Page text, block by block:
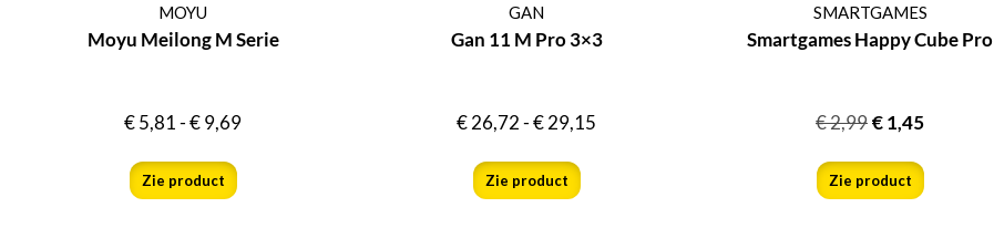
MOYU
Moyu Meilong M Serie
€5,81-€9,69
Zie product
GAN
Gan 11 M Pro 3×3
€26,72-€29,15
Zie product
SMARTGAMES
Smartgames Happy Cube Pro
€2,99€1,45
Zie product